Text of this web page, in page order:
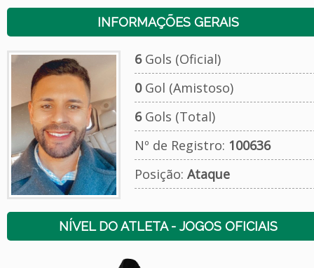
INFORMAÇÕES GERAIS
6Gols (Oficial)
0Gol (Amistoso)
6Gols (Total)
Nº de Registro: 100636
Posição: Ataque
NÍVEL DO ATLETA - JOGOS OFICIAIS